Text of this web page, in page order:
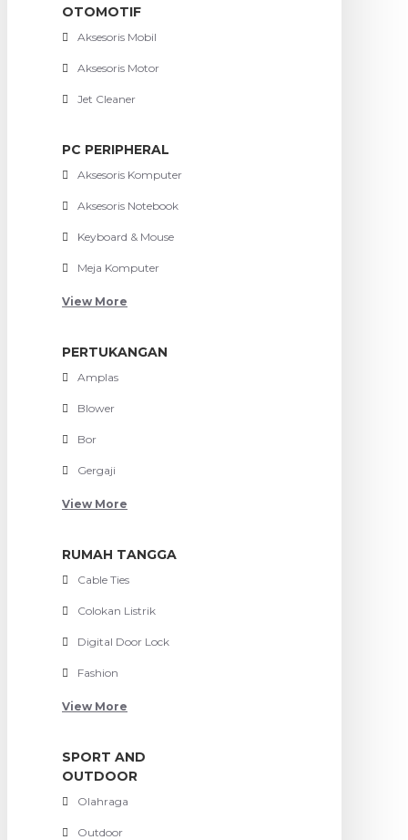
OTOMOTIF
Aksesoris Mobil
Aksesoris Motor
Jet Cleaner
PC PERIPHERAL
Aksesoris Komputer
Aksesoris Notebook
Keyboard & Mouse
Meja Komputer
View More
PERTUKANGAN
Amplas
Blower
Bor
Gergaji
View More
RUMAH TANGGA
Cable Ties
Colokan Listrik
Digital Door Lock
Fashion
View More
SPORT AND
OUTDOOR
Olahraga
Outdoor